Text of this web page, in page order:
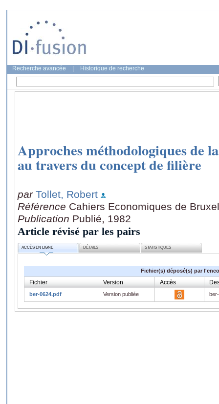
Recherche avancée Historique de recherche
Approches méthodologiques de
au travers du concept de filière
par Tollet, Robert
Référence Cahiers Economiques de
Publication Publié, 1982
Article révisé par les pairs
ACCÈS EN LIGNE DÉTAILS STATISTIQUES
Fichier(s) déposé(s) par
Fichier Version Accès
ber-0624.pdf Version publiée